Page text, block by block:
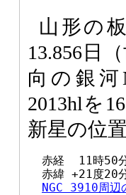
山形の
13.856日
向の銀河
2013hlを
新星の位
赤経  11時50
赤緯 +21度20
NGC 3910周辺